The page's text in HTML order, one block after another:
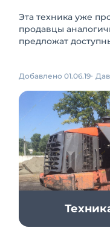
Эта техника уже
продавцы
предложат
Добавлено 01.06.19